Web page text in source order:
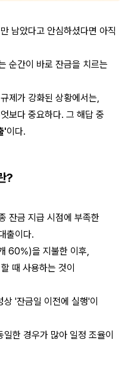
남았다고 안심하셨다면 아직
순간이 바로 잔금을 치르는
제가 강화된 상황에서는,
보다 중요하다. 그 해답 중
'이다.
?
잔금 지급 시점에 부족한
출이다.
60%)을 지불한 이후,
때 사용하는 것이
'잔금일 이전에 실행'이
한 경우가 많아 일정 조율이